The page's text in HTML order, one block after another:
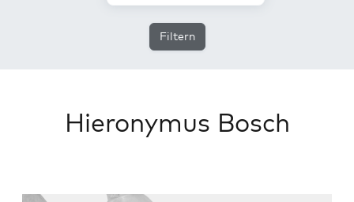
Filtern
Hieronymus Bosch